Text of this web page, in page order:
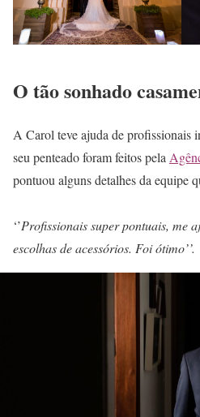
O tão sonhado
A Carol teve ajuda de profissionais
seu penteado foram feitos pela
pontuou alguns detalhes da equipe
‘’Profissionais super pontuais, me
escolhas de acessórios. Foi ótimo’’.